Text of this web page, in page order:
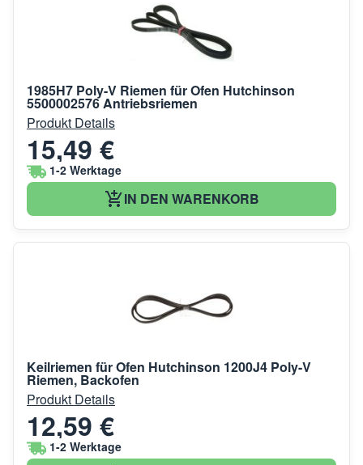
1985H7 Poly-V Riemen für Ofen Hutchinson
5500002576 Antriebsriemen
Produkt Details
15,49 €
1-2 Werktage
IN DEN WARENKORB
Keilriemen für Ofen Hutchinson 1200J4 Poly-V
Riemen, Backofen
Produkt Details
12,59 €
1-2 Werktage